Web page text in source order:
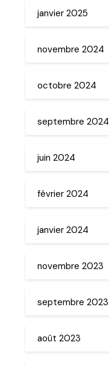
janvier 2025
novembre 2024
octobre 2024
septembre 2024
juin 2024
février 2024
janvier 2024
novembre 2023
septembre 2023
août 2023